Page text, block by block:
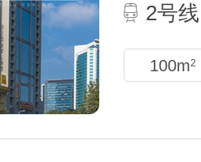
2号
100m2